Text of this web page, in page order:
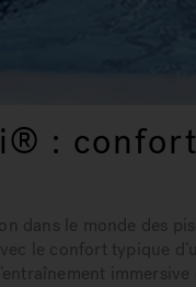
:
dans le monde des
le confort typique